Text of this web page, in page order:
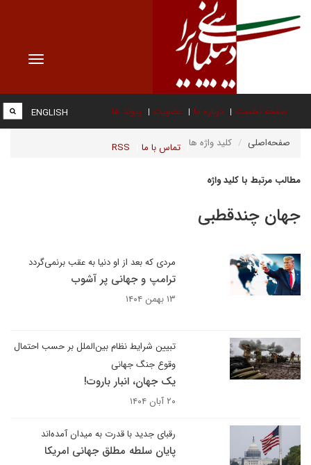
Toggle
صفحه نخست درباره ما عضویت پیوند ها
تماس با ما RSS
ENGLISH
صفحه‌اصلی کلید واژه ها
مطالب مرتبط با کلید واژه
جهان چندقطبی
مردی که بعد از او دنیا به عقب برنمی‌گردد
ترامپ و جهانی پر آشوب
۱۳ بهمن ۱۴۰۴
تبیین شرایط نظام بین‌الملل بر حسب احتمال
وقوع جنگ جهانی
یک جهان، انبار باروت!
۲۰ آبان ۱۴۰۴
رقبای جدید با قدرت به میدان آمده‌اند
پایان سلطه مطلق جهانی امریکا